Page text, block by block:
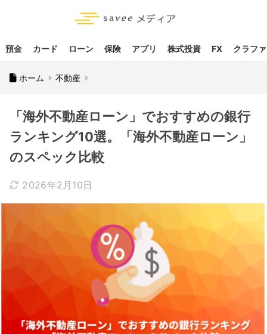
預金 カード ローン 保険 アプリ 株式投資 FX クラフ
ホーム 不動産
「海外不動産ローン」でおすすめの銀行
ランキング10選。「海外不動産ローン」
のスペック比較
2026年2月10日